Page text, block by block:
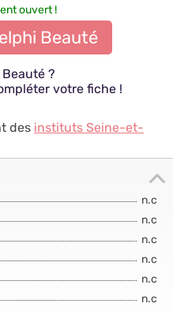
ouvert !
Beauté
?
votre fiche !
des instituts Seine-et-
n.c
n.c
n.c
n.c
n.c
n.c